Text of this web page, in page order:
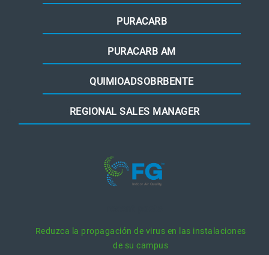
PURACARB
PURACARB AM
QUIMIOADSOBRBENTE
REGIONAL SALES MANAGER
Reduzca la propagación de virus en las instalaciones
de su campus